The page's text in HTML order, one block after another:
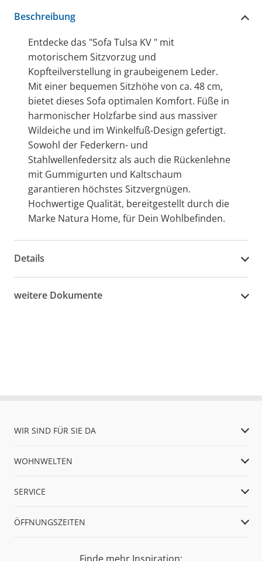
Beschreibung
Entdecke das "Sofa Tulsa KV " mit
motorischem Sitzvorzug und
Kopfteilverstellung in graubeigenem Leder.
Mit einer bequemen Sitzhöhe von ca. 48 cm,
bietet dieses Sofa optimalen Komfort. Füße in
harmonischer Holzfarbe sind aus massiver
Wildeiche und im Winkelfuß-Design gefertigt.
Sowohl der Federkern- und
Stahlwellenfedersitz als auch die Rückenlehne
mit Gummigurten und Kaltschaum
garantieren höchstes Sitzvergnügen.
Hochwertige Qualität, bereitgestellt durch die
Marke Natura Home, für Dein Wohlbefinden.
Details
weitere Dokumente
WIR SIND FÜR SIE DA
WOHNWELTEN
SERVICE
ÖFFNUNGSZEITEN